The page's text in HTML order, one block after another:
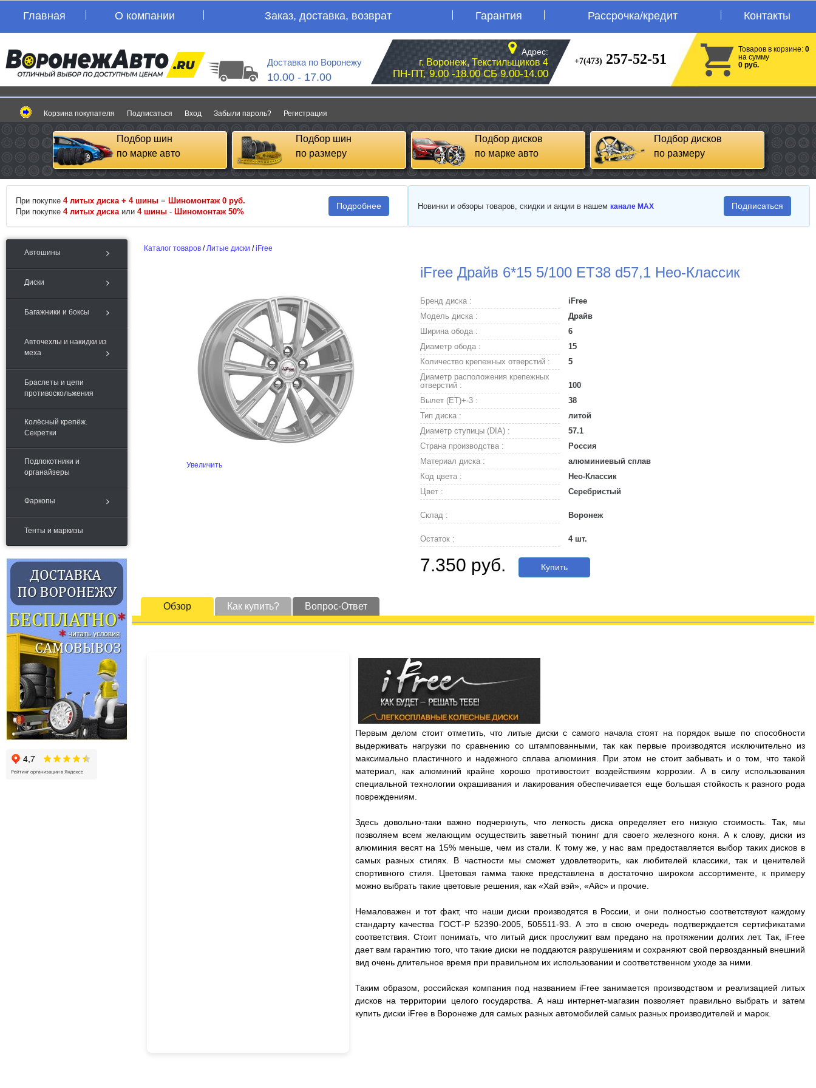
Главная О компании Заказ, доставка, возврат Гарантия Рассрочка/кредит Контакты
Доставка по Воронежу
10.00 - 17.00
Адрес:
г. Воронеж, Текстильщиков 4
ПН-ПТ, 9.00 -18.00 СБ 9.00-14.00
+7(473) 257-52-51
Товаров в корзине: 0
на сумму
0 руб.
Корзина покупателя Подписаться Вход Забыли пароль? Регистрация
Подбор шин
по марке авто
Подбор шин
по размеру
Подбор дисков
по марке авто
Подбор дисков
по размеру
При покупке 4 литых диска + 4 шины = Шиномонтаж 0 руб.
При покупке 4 литых диска или 4 шины - Шиномонтаж 50%
Подробнее Новинки и обзоры товаров, скидки и акции в нашем канале MAX Подписаться
Автошины
Диски
Багажники и боксы
Авточехлы и накидки из
меха
Браслеты и цепи
противоскольжения
Колёсный крепёж.
Секретки
Подлокотники и
органайзеры
Фаркопы
Тенты и маркизы
Каталог товаров /Литые диски /iFree
iFree Драйв 6*15 5/100 ET38 d57,1 Нео-Классик
Увеличить
Бренд диска :
iFree
Модель диска :
Драйв
Ширина обода :
6
Диаметр обода :
15
Количество крепежных отверстий :
5
Диаметр расположения крепежных
отверстий :
100
Вылет (ET)+-3 :
38
Тип диска :
литой
Диаметр ступицы (DIA) :
57.1
Страна производства :
Россия
Материал диска :
алюминиевый сплав
Код цвета :
Нео-Классик
Цвет :
Серебристый
Склад : Воронеж
Остаток : 4 шт.
7.350 руб. Купить
Обзор Как купить? Вопрос-Ответ
Первым делом стоит отметить, что литые диски с самого начала стоят на порядок выше по способности
выдерживать нагрузки по сравнению со штампованными, так как первые производятся исключительно из
максимально пластичного и надежного сплава алюминия. При этом не стоит забывать и о том, что такой
материал, как алюминий крайне хорошо противостоит воздействиям коррозии. А в силу использования
специальной технологии окрашивания и лакирования обеспечивается еще большая стойкость к разного рода
повреждениям.
Здесь довольно-таки важно подчеркнуть, что легкость диска определяет его низкую стоимость. Так, мы
позволяем всем желающим осуществить заветный тюнинг для своего железного коня. А к слову, диски из
алюминия весят на 15% меньше, чем из стали. К тому же, у нас вам предоставляется выбор таких дисков в
самых разных стилях. В частности мы сможет удовлетворить, как любителей классики, так и ценителей
спортивного стиля. Цветовая гамма также представлена в достаточно широком ассортименте, к примеру
можно выбрать такие цветовые решения, как «Хай вэй», «Айс» и прочие.
Немаловажен и тот факт, что наши диски производятся в России, и они полностью соответствуют каждому
стандарту качества ГОСТ-Р 52390-2005, 505511-93. А это в свою очередь подтверждается сертификатами
соответствия. Стоит понимать, что литый диск прослужит вам предано на протяжении долгих лет. Так, iFree
дает вам гарантию того, что такие диски не поддаются разрушениям и сохраняют свой первозданный внешний
вид очень длительное время при правильном их использовании и соответственном уходе за ними.
Таким образом, российская компания под названием iFree занимается производством и реализацией литых
дисков на территории целого государства. А наш интернет-магазин позволяет правильно выбрать и затем
купить диски iFree в Воронеже для самых разных автомобилей самых разных производителей и марок.